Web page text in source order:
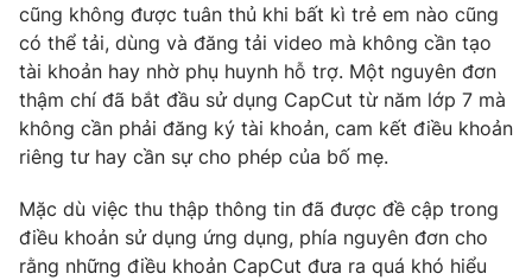
Tư vấn
Chuyên mục khác
Emagazine Podcast
Photo Infographic
Video Shorts video
cũng không được tuân thủ khi bất kì trẻ em nào cũng
có thể tải, dùng và đăng tải video mà không cần tạo
tài khoản hay nhờ phụ huynh hỗ trợ. Một nguyên đơn
thậm chí đã bắt đầu sử dụng CapCut từ năm lớp 7 mà
không cần phải đăng ký tài khoản, cam kết điều khoản
riêng tư hay cần sự cho phép của bố mẹ.
Mặc dù việc thu thập thông tin đã được đề cập trong
điều khoản sử dụng ứng dụng, phía nguyên đơn cho
rằng những điều khoản CapCut đưa ra quá khó hiểu